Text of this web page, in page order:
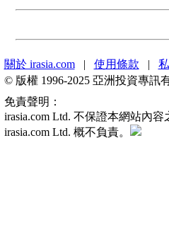
關於 irasia.com| 使用條款 |
© 版權 1996-2025 亞洲投資專訊
免責聲明：
irasia.com Ltd. 不保證本網站內
irasia.com Ltd. 概不負責。